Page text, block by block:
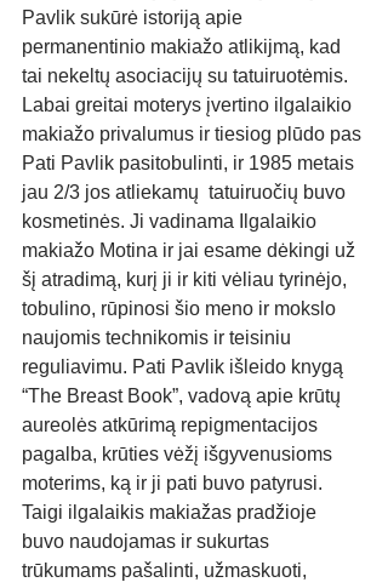
Pavlik sukūrė istoriją apie
permanentinio makiažo atlikijmą, kad
tai nekeltų asociacijų su tatuiruotėmis.
Labai greitai moterys įvertino ilgalaikio
makiažo privalumus ir tiesiog plūdo pas
Pati Pavlik pasitobulinti, ir 1985 metais
jau 2/3 jos atliekamų  tatuiruočių buvo
kosmetinės. Ji vadinama Ilgalaikio
makiažo Motina ir jai esame dėkingi už
šį atradimą, kurį ji ir kiti vėliau tyrinėjo,
tobulino, rūpinosi šio meno ir mokslo
naujomis technikomis ir teisiniu
reguliavimu. Pati Pavlik išleido knygą
“The Breast Book”, vadovą apie krūtų
aureolės atkūrimą repigmentacijos
pagalba, krūties vėžį išgyvenusioms
moterims, ką ir ji pati buvo patyrusi.
Taigi ilgalaikis makiažas pradžioje
buvo naudojamas ir sukurtas
trūkumams pašalinti, užmaskuoti,